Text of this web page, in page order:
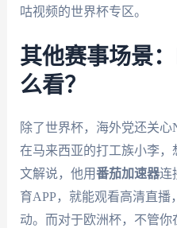
咕视频的世界杯专区。
其他赛事场景
么看？
除了世界杯，海外党还关
在马来西亚的打工族小李
文解说，他用番茄加速器连
育APP，就能观看高清直播
动。而对于欧洲杯，不管你